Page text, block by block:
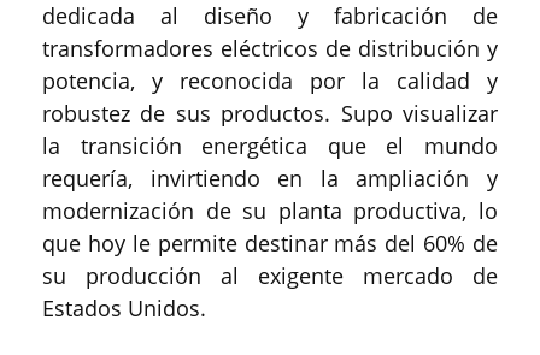
dedicada al diseño y fabricación de
transformadores eléctricos de distribución y
potencia, y reconocida por la calidad y
robustez de sus productos. Supo visualizar
la transición energética que el mundo
requería, invirtiendo en la ampliación y
modernización de su planta productiva, lo
que hoy le permite destinar más del 60% de
su producción al exigente mercado de
Estados Unidos.